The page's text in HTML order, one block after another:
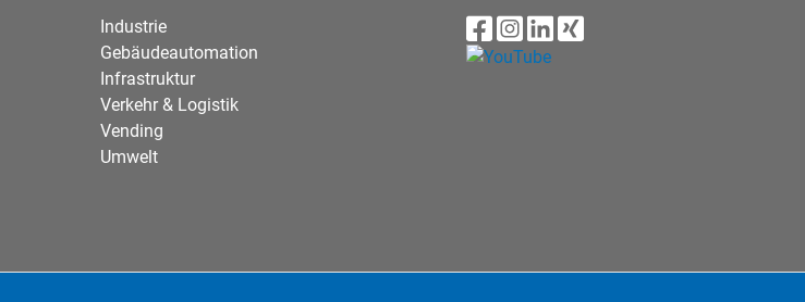
Industrie
Gebäudeautomation
Infrastruktur
Verkehr & Logistik
Vending
Umwelt